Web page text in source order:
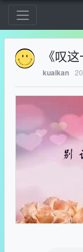
《叹
kuaikan